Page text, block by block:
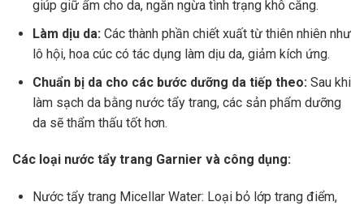
giúp giữ ẩm cho da, ngăn ngừa tình trạng khô căng.
Làm dịu da: Các thành phần chiết xuất từ thiên nhiên như
lô hội, hoa cúc có tác dụng làm dịu da, giảm kích ứng.
Chuẩn bị da cho các bước dưỡng da tiếp theo: Sau khi
làm sạch da bằng nước tẩy trang, các sản phẩm dưỡng
da sẽ thẩm thấu tốt hơn.
Các loại nước tẩy trang Garnier và công dụng:
Nước tẩy trang Micellar Water: Loại bỏ lớp trang điểm,